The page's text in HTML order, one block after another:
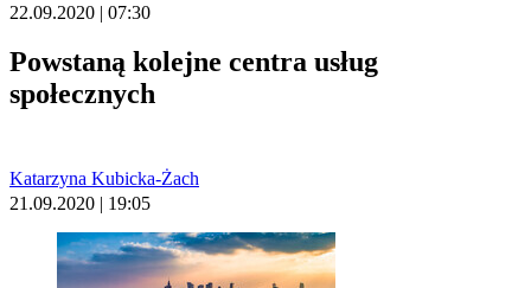
22.09.2020 | 07:30
Powstaną kolejne centra usług
społecznych
Katarzyna Kubicka-Żach
21.09.2020 | 19:05